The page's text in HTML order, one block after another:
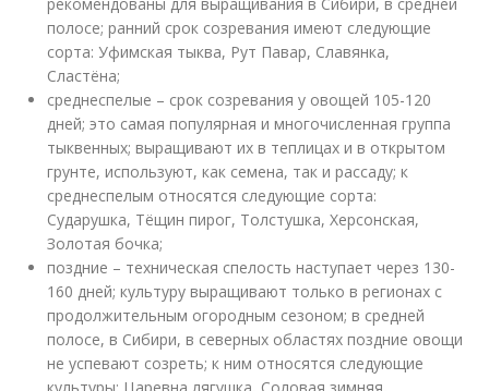
полосе; ранний срок созревания имеют следующие
сорта: Уфимская тыква, Рут Павар, Славянка,
Сластёна;
среднеспелые – срок созревания у овощей 105-120
дней; это самая популярная и многочисленная группа
тыквенных; выращивают их в теплицах и в открытом
грунте, используют, как семена, так и рассаду; к
среднеспелым относятся следующие сорта:
Сударушка, Тёщин пирог, Толстушка, Херсонская,
Золотая бочка;
поздние – техническая спелость наступает через 130-
160 дней; культуру выращивают только в регионах с
продолжительным огородным сезоном; в средней
полосе, в Сибири, в северных областях поздние овощи
не успевают созреть; к ним относятся следующие